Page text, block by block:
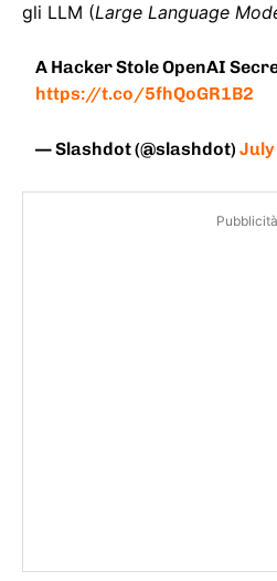
gli LLM (Large Language
A Hacker Stole OpenAI
https://t.co/5fhQoGR1B2
— Slashdot (@slashdot)
Pubblicità